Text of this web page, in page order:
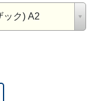
ック) A2